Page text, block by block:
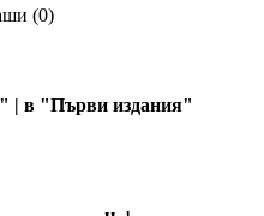
(0)
| в "Първи издания"